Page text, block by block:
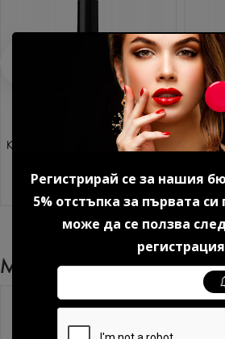
Регистрирай се за нашия
5% отстъпка за първата
може да се ползва
Каучукова основа за гел лак
13.29 € (25.99 лв.)
Може Да Харесате
Без TPO